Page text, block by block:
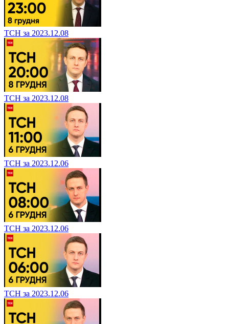
ТСН за 2023.12.08
ТСН за 2023.12.08
ТСН за 2023.12.06
ТСН за 2023.12.06
ТСН за 2023.12.06